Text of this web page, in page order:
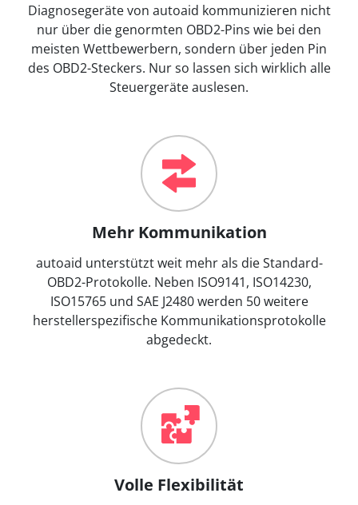
Diagnosegeräte von autoaid kommunizieren nicht
nur über die genormten OBD2-Pins wie bei den
meisten Wettbewerbern, sondern über jeden Pin
des OBD2-Steckers. Nur so lassen sich wirklich alle
Steuergeräte auslesen.
Mehr Kommunikation
autoaid unterstützt weit mehr als die Standard-
OBD2-Protokolle. Neben ISO9141, ISO14230,
ISO15765 und SAE J2480 werden 50 weitere
herstellerspezifische Kommunikationsprotokolle
abgedeckt.
Volle Flexibilität